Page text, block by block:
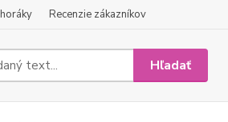
Recenzie zákazníkov
Hľadať